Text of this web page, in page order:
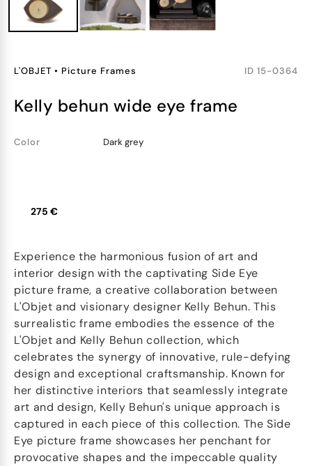
L'OBJET • Picture Frames ID 15-0364
kelly behun wide eye frame
Color Dark grey
275 €
Experience the harmonious fusion of art and
interior design with the captivating Side Eye
picture frame, a creative collaboration between
L'Objet and visionary designer Kelly Behun. This
surrealistic frame embodies the essence of the
L'Objet and Kelly Behun collection, which
celebrates the synergy of innovative, rule-defying
design and exceptional craftsmanship. Known for
her distinctive interiors that seamlessly integrate
art and design, Kelly Behun's unique approach is
captured in each piece of this collection. The Side
Eye picture frame showcases her penchant for
provocative shapes and the impeccable quality